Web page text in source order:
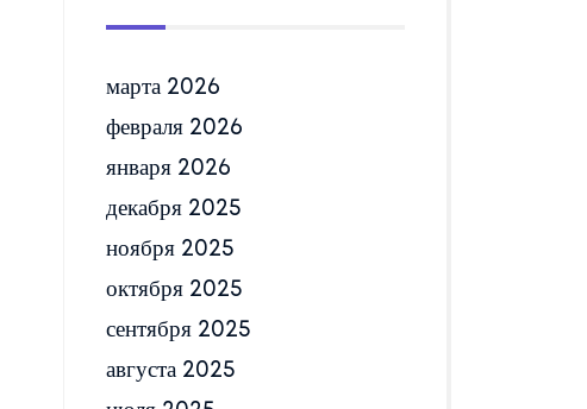
марта 2026
февраля 2026
января 2026
декабря 2025
ноября 2025
октября 2025
сентября 2025
августа 2025